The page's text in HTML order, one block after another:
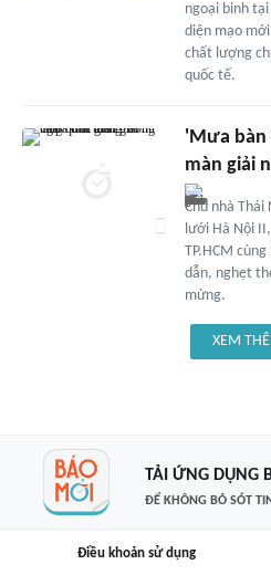
ngoại binh
diện mạo mới
chất lượng
quốc tế.
'Mưa bàn
màn giải
Chủ nhà Thái
lưới Hà Nội
TP.HCM
dẫn, nghẹt
mừng.
XEM
TẢI ỨNG DỤNG
ĐỂ KHÔNG BỎ SÓT
Điều khoản sử dụng